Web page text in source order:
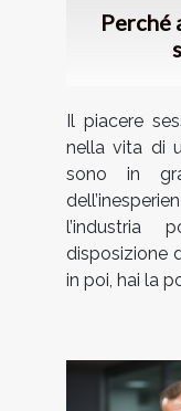
Perché
Il piacere
nella vita di
sono in
l’industria
disposizione
in poi, hai la